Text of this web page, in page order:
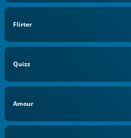
Flirter
Quizz
Amour